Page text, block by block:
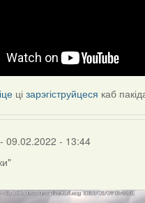
цізарэгіструйцеся каб
09.02.2022 - 13:44